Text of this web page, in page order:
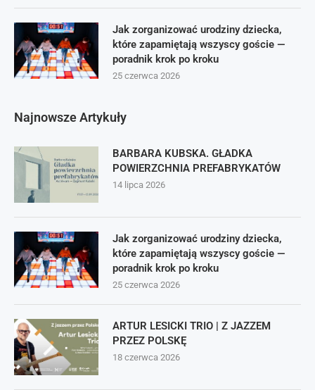
Jak zorganizować urodziny dziecka,
które zapamiętają wszyscy goście —
poradnik krok po kroku
25 czerwca 2026
Najnowsze Artykuły
BARBARA KUBSKA. GŁADKA
POWIERZCHNIA PREFABRYKATÓW
14 lipca 2026
Jak zorganizować urodziny dziecka,
które zapamiętają wszyscy goście —
poradnik krok po kroku
25 czerwca 2026
ARTUR LESICKI TRIO | Z JAZZEM
PRZEZ POLSKĘ
18 czerwca 2026